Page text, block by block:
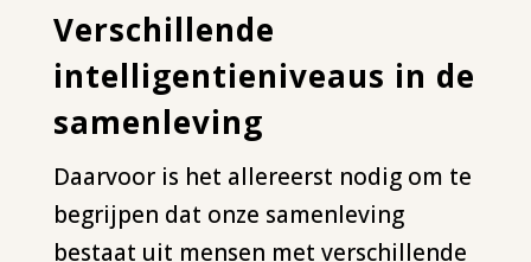
Verschillende
intelligentieniveaus in de
samenleving
Daarvoor is het allereerst nodig om te
begrijpen dat onze samenleving
bestaat uit mensen met verschillende